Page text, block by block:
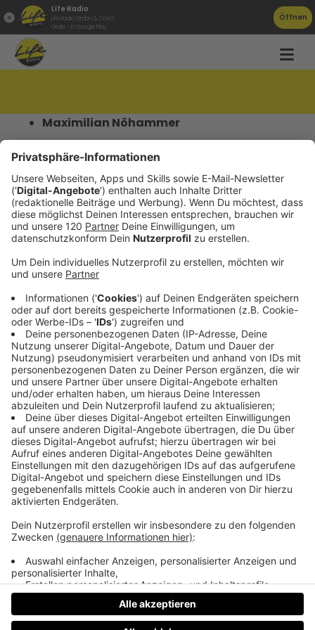
Life Radio
Life Radio GmbH & Co.KG
Gratis - in Google Play
Öffnen
Maximilian Nöhammer
Der Beitrag Sternenführung November 2022
erschien zuerst auf
Salzkammergut.
DatenschutzImpressumAGBsJobsKontaktWerben